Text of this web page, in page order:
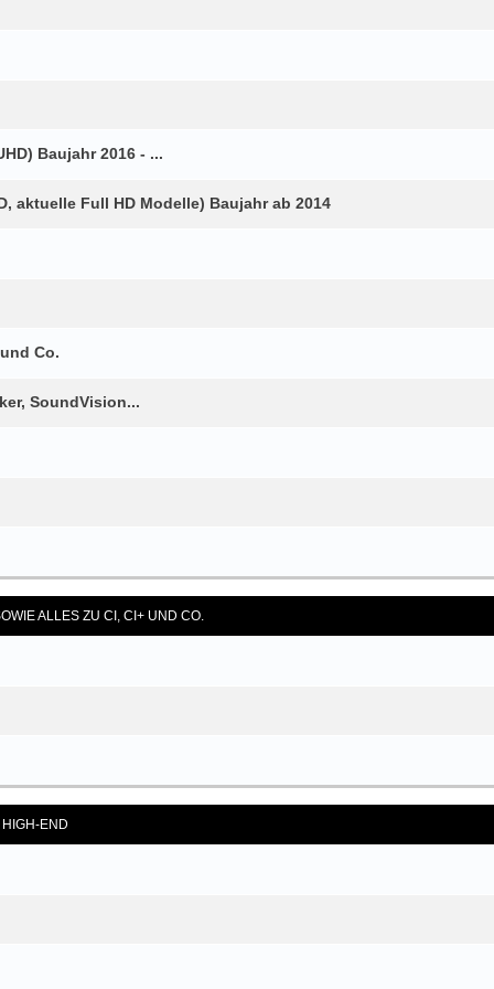
Baujahr 2016 - ...
aktuelle Full HD Modelle) Baujahr ab 2014
Co.
SoundVision...
ALLES ZU CI, CI+ UND CO.
HIGH-END